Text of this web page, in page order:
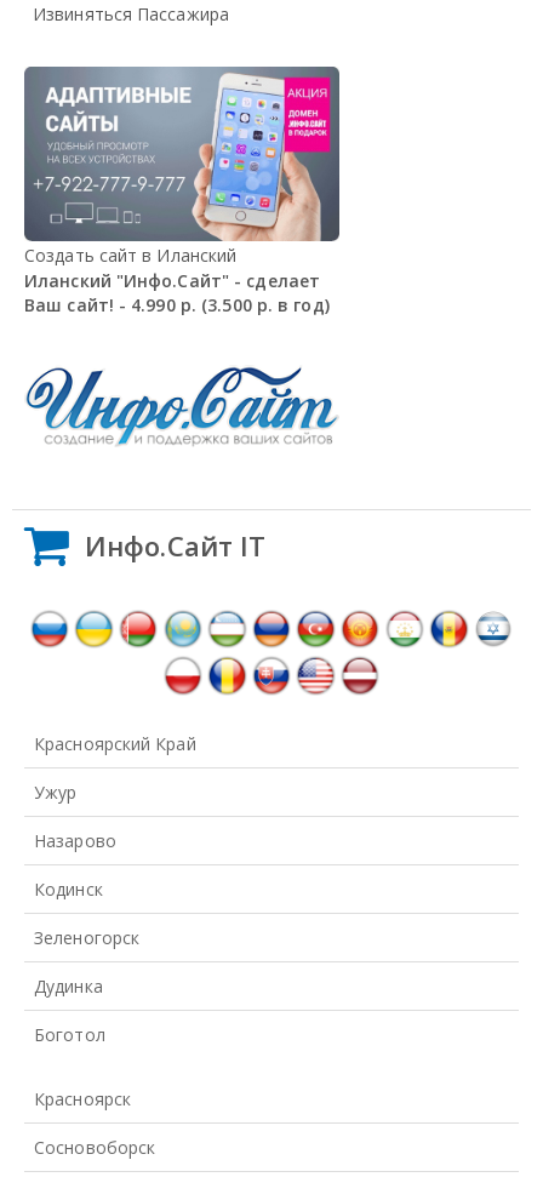
Извиняться Пассажира
Создать сайт в Иланский
Иланский "Инфо.Сайт" - сделает
Ваш сайт! - 4.990 р. (3.500 р. в год)
Инфо.Сайт IT
Красноярский Край
Ужур
Назарово
Кодинск
Зеленогорск
Дудинка
Боготол
Красноярск
Сосновоборск